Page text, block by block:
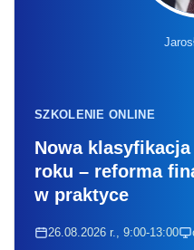
SZKOLENIE ONLINE
Nowa
roku – reforma
w praktyce
26.08.2026 r., 9:00-13:00